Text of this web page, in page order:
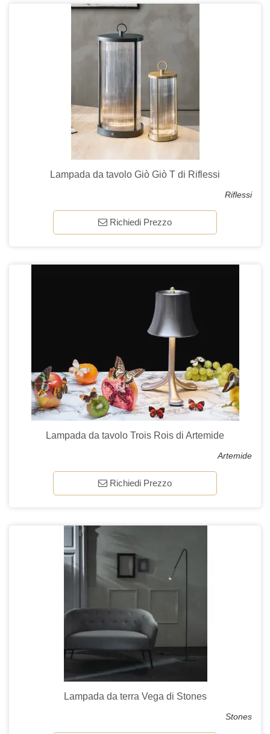
Lampada da tavolo Giò Giò T di Riflessi
Riflessi
Richiedi Prezzo
Lampada da tavolo Trois Rois di Artemide
Artemide
Richiedi Prezzo
Lampada da terra Vega di Stones
Stones